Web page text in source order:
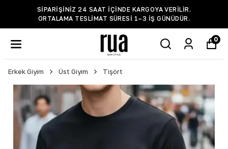
SIPARIŞINIZ 24 SAAT IÇINDE KARGOYA VERILIR.
ORTALAMA TESLIMAT SÜRESI 1–3 IŞ GÜNÜDÜR.
0
Erkek Giyim Üst Giyim Tişört